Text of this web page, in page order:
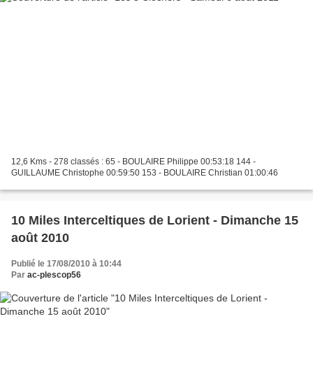
12,6 Kms - 278 classés : 65 - BOULAIRE Philippe 00:53:18 144 -
GUILLAUME Christophe 00:59:50 153 - BOULAIRE Christian 01:00:46
10 Miles Interceltiques de Lorient - Dimanche 15
août 2010
Publié le 17/08/2010 à 10:44
Par ac-plescop56